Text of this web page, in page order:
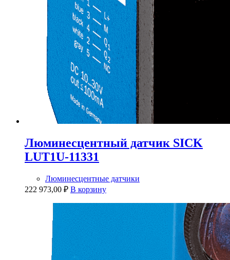
Люминесцентный датчик SICK
LUT1U-11331
Люминесцентные датчики
222 973,00 ₽ В корзину